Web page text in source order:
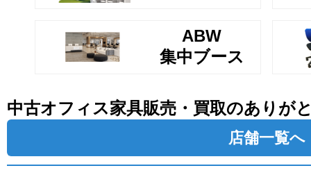
ABW
集中ブース
中古オフィス家具販売・買取のありが
店舗一覧へ